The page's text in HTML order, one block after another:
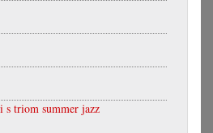
s triom summer jazz